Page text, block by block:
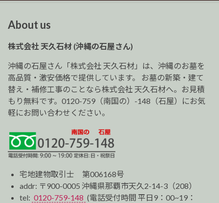
ゲ
ー
シ
ョ
ン
About us
株式会社 天久石材 (沖縄の石屋さん)
沖縄の石屋さん「株式会社 天久石材」は、沖縄のお墓を
高品質・激安価格で提供しています。 お墓の新築・建て
替え・補修工事のことなら株式会社 天久石材へ。お見積
もり無料です。0120-759（南国の）-148（石屋）にお気
軽にお問い合わせください。
宅地建物取引士 第006168号
addr: 〒900-0005 沖縄県那覇市天久2-14-3（208）
tel: 0120-759-148 (電話受付時間 平日9：00~19：